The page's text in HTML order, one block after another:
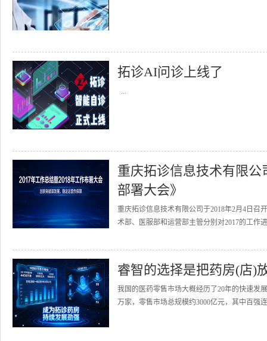
拓诊AI问诊上线了
...
重庆拓诊信息技术有限公
部署大会》
重庆拓诊信息技术有限公司于2018年2月4日召
术部、医服部和运营部主管分别对2017的工作
睿智的选择是把药房(店)
我国的医药零售市场大概经历了20年的快速发
万家，零售市场总规模约3000亿元，其中百强